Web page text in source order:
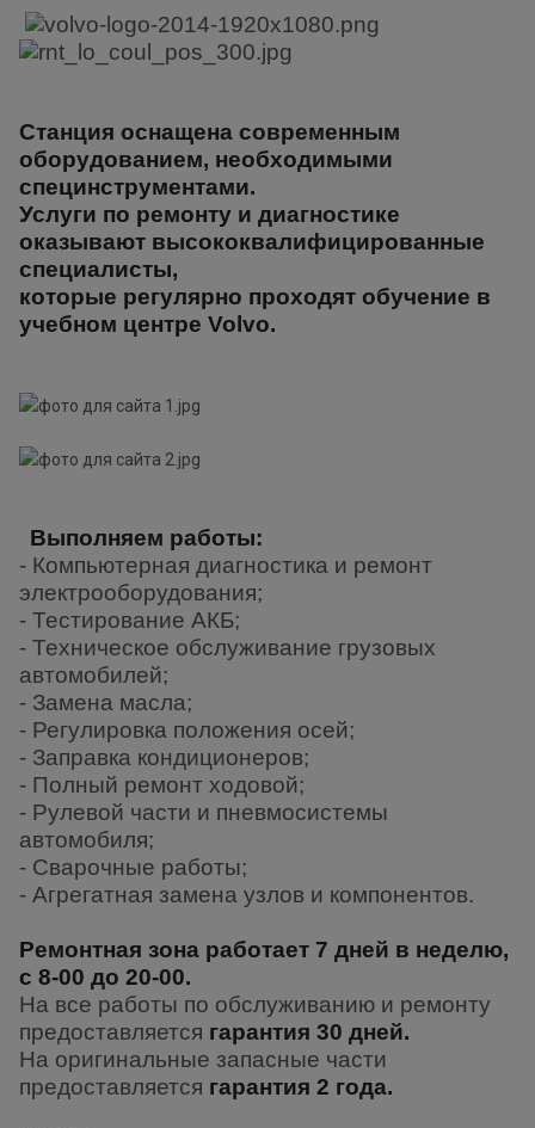
Станция оснащена современным
оборудованием, необходимыми
специнструментами.
Услуги по ремонту и диагностике
оказывают высококвалифицированные
специалисты,
которые регулярно проходят обучение в
учебном центре Volvo.
Выполняем работы:
- Компьютерная диагностика и ремонт
электрооборудования;
- Тестирование АКБ;
- Техническое обслуживание грузовых
автомобилей;
- Замена масла;
- Регулировка положения осей;
- Заправка кондиционеров;
- Полный ремонт ходовой;
- Рулевой части и пневмосистемы
автомобиля;
- Сварочные работы;
- Агрегатная замена узлов и компонентов.
Ремонтная зона работает 7 дней в неделю,
с 8-00 до 20-00.
На все работы по обслуживанию и ремонту
предоставляется гарантия 30 дней.
На оригинальные запасные части
предоставляется гарантия 2 года.